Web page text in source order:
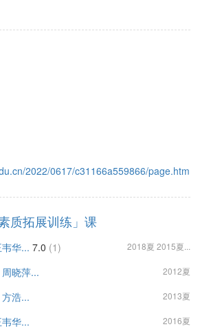
2022/0617/c31166a559866/page.htm
质拓展训练」课
华... 7.0 (1) 2018夏 2015夏...
晓萍... 2012夏
浩... 2013夏
华... 2016夏